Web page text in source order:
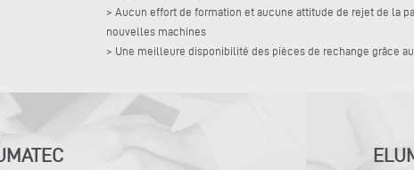
> Aucun effort de formation et aucune attitude de rejet de la
nouvelles machines
> Une meilleure disponibilité des pièces de rechange grâce